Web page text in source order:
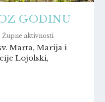
GODINU
Župne aktivnosti
Marta, Marija i
Lojolski,